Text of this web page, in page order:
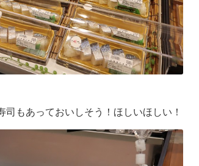
もあっておいしそう！ほしいほしい！